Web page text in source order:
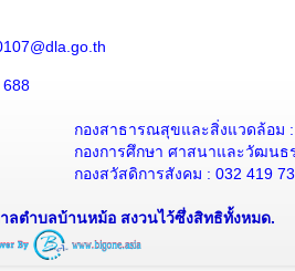
กองสาธารณสุขและสิ่งแวดล้อม :
กองการศึกษา ศาสนาและวัฒนธ
กองสวัสดิการสังคม : 032 419
ลตำบลบ้านหม้อ สงวนไว้ซึ่งสิทธิทั้งหมด.